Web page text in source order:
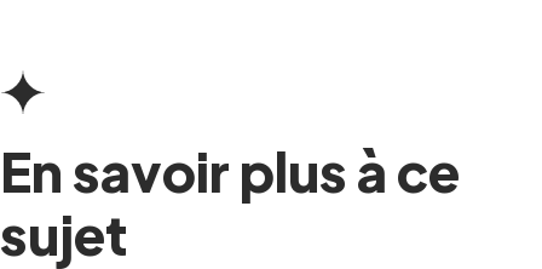
En savoir plus à ce
sujet